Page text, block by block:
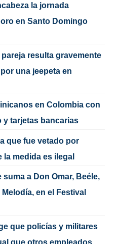
la jornada
en Santo Domingo
resulta gravemente
una jeepeta en
en Colombia con
y tarjetas bancarias
que fue vetado por
medida es ilegal
a Don Omar, Beéle,
en el Festival
que policías y militares
que otros empleados